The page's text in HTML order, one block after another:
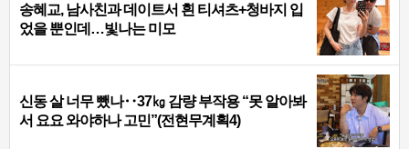
송혜교, 남사친과 데이트서 흰 티셔츠+청바지 입
었을 뿐인데…빛나는 미모
신동 살 너무 뺐나‥37㎏ 감량 부작용 “못 알아봐
서 요요 와야하나 고민”(전현무계획4)